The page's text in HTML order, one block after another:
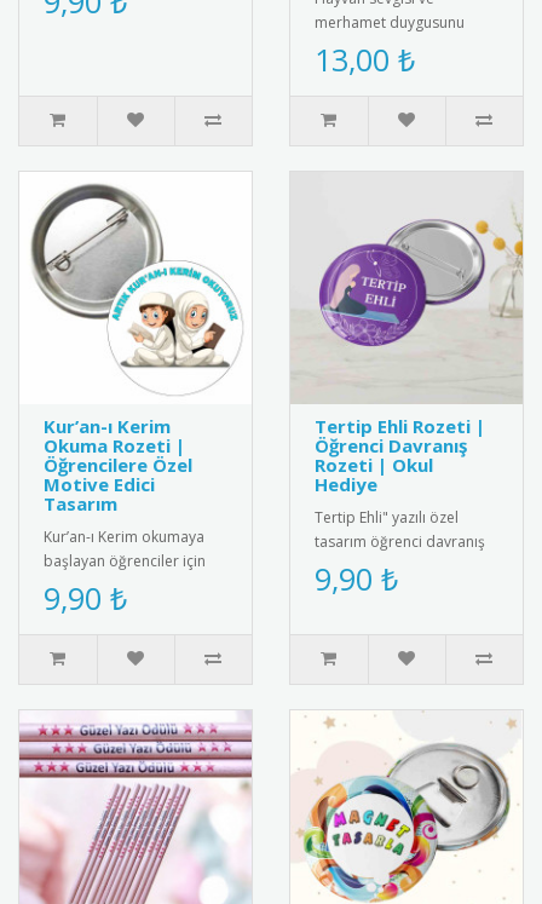
kitap tutkunlarına özel ta..
merhamet duygusunu
pekiştirmek için
tasarlanmış özel bir
hediye kartı ve bileklik ..
13,00 ₺
Kur’an-ı Kerim
Okuma Rozeti |
Öğrencilere Özel
Motive Edici
Tasarım
Kur’an-ı Kerim okumaya
başlayan öğrenciler için
özel olarak tasarlanmış bu
rozet, eğitim sürecini de..
9,90 ₺
Tertip Ehli Rozeti |
Öğrenci Davranış
Rozeti | Okul
Hediye
Tertip Ehli" yazılı özel
tasarım öğrenci davranış
rozeti. Örnek öğrencileri
ödüllendirmek için ideal..
9,90 ₺